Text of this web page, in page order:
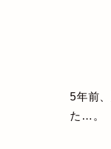
5年前、
た…。